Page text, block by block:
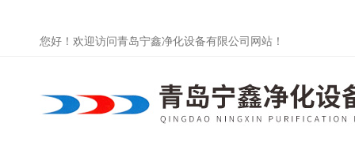
您好！欢迎访问青岛宁鑫净化设备有限公司网站！